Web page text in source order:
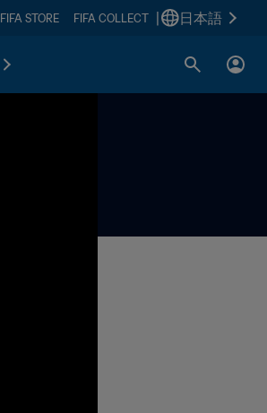
FIFA STORE FIFA COLLECT 日本語